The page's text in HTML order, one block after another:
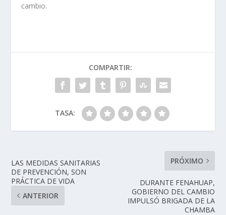
cambio.
COMPARTIR:
TASA:
LAS MEDIDAS SANITARIAS
DE PREVENCIÓN, SON
PRÁCTICA DE VIDA
ANTERIOR
PRÓXIMO
DURANTE FENAHUAP,
GOBIERNO DEL CAMBIO
IMPULSÓ BRIGADA DE LA
CHAMBA